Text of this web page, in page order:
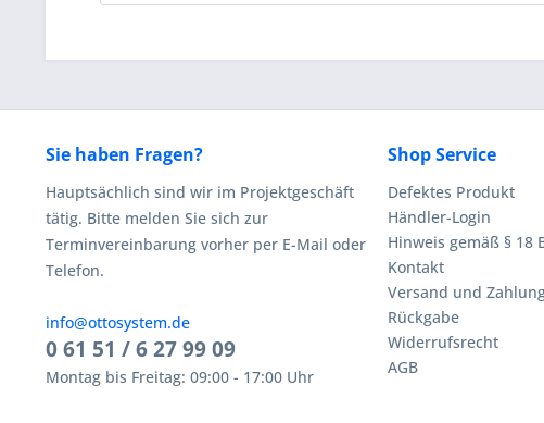
Sie haben Fragen?
Hauptsächlich sind wir im Projektgeschäft
tätig. Bitte melden Sie sich zur
Terminvereinbarung vorher per E-Mail oder
Telefon.
info@ottosystem.de
0 61 51 / 6 27 99 09
Montag bis Freitag: 09:00 - 17:00 Uhr
Shop Service
Defektes Produkt
Händler-Login
Hinweis gemäß § 18
Kontakt
Versand und
Rückgabe
Widerrufsrecht
AGB